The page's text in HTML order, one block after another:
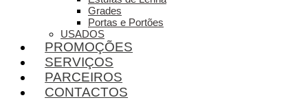
Grades
Portas e Portões
USADOS
PROMOÇÕES
SERVIÇOS
PARCEIROS
CONTACTOS